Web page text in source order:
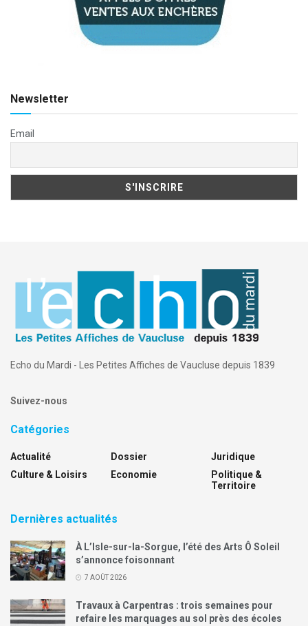
Newsletter
Email
Echo du Mardi - Les Petites Affiches de Vaucluse depuis 1839
Suivez-nous
Catégories
Actualité
Culture & Loisirs
Dossier
Economie
Juridique
Politique &
Territoire
Dernières actualités
À L’Isle-sur-la-Sorgue, l’été des Arts Ô Soleil
s’annonce foisonnant
7 AOÛT 2026
Travaux à Carpentras : trois semaines pour
refaire les marquages au sol près des écoles